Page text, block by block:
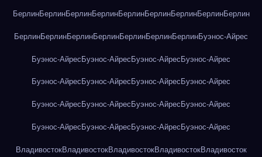
БерлинБерлинБерлинБерлинБерлинБерлинБерлинБерлинБерлин
БерлинБерлинБерлинБерлинБерлинБерлинБерлинБуэнос-Айрес
Буэнос-АйресБуэнос-АйресБуэнос-АйресБуэнос-Айрес
Буэнос-Айрес Буэнос-Айрес Буэнос-Айрес Буэнос-Айрес
Буэнос-Айрес Буэнос-Айрес Буэнос-Айрес Буэнос-Айрес
Буэнос-Айрес Буэнос-Айрес Буэнос-Айрес Буэнос-Айрес
ВладивостокВладивостокВладивостокВладивостокВладивосток